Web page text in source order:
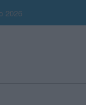
2026